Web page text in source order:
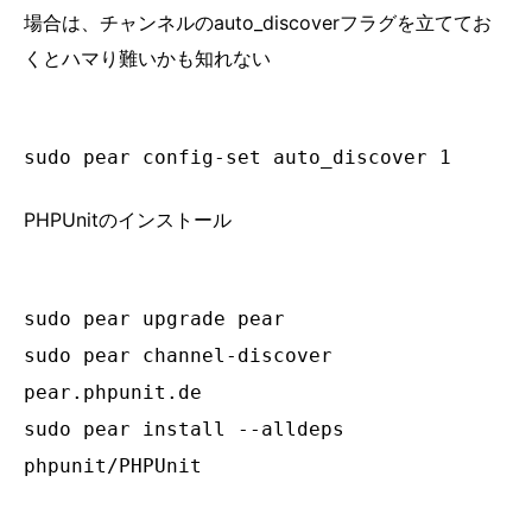
場合は、チャンネルのauto_discoverフラグを立ててお
くとハマり難いかも知れない
sudo pear config-set auto_discover 1
PHPUnitのインストール
sudo pear upgrade pear
sudo pear channel-discover
pear.phpunit.de
sudo pear install --alldeps
phpunit/PHPUnit